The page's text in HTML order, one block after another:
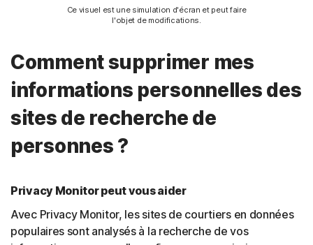
Ce visuel est une simulation d'écran et peut faire
l'objet de modifications.
Comment supprimer mes
informations personnelles des
sites de recherche de
personnes ?
Privacy Monitor peut vous aider
Avec Privacy Monitor, les sites de courtiers en données
populaires sont analysés à la recherche de vos